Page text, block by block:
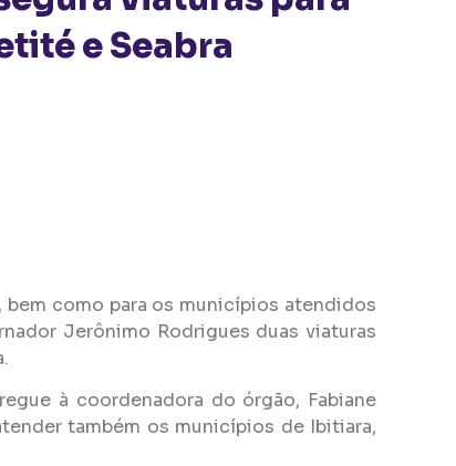
e Seabra
como para os municípios atendidos
Jerônimo Rodrigues duas viaturas
à coordenadora do órgão, Fabiane
também os municípios de Ibitiara,